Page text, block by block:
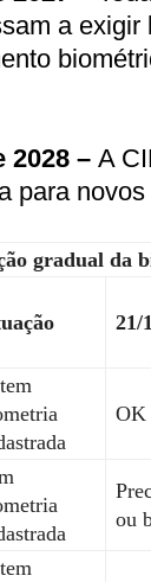
a
2028 – A
para
gradual da
21/
OK
ou